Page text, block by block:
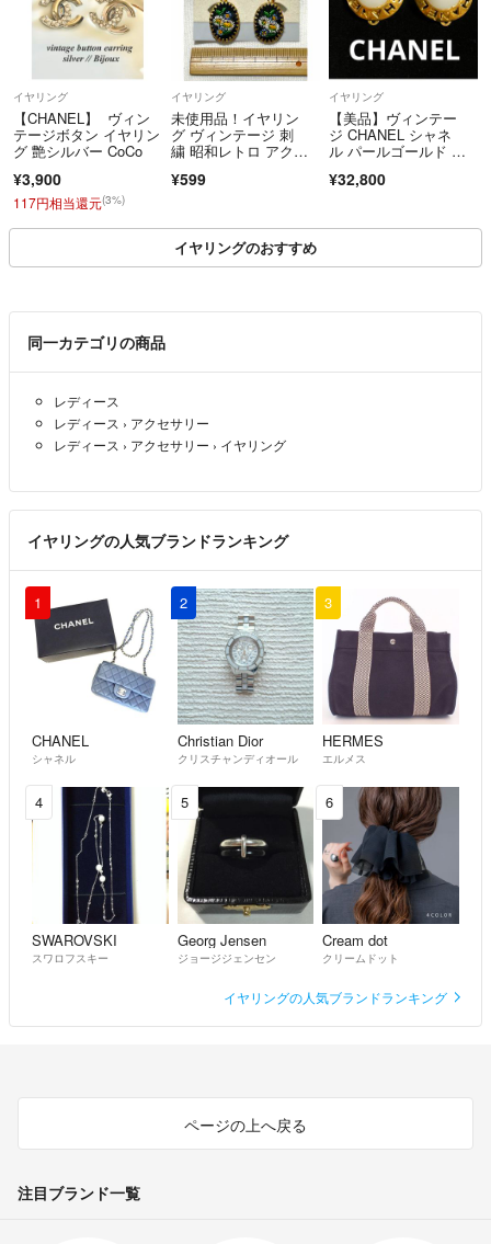
イヤリング
【CHANEL】 ヴィン
テージボタン イヤリン
グ 艶シルバー CoCo
¥3,900
117円相当還元(3%)
イヤリング
未使用品！イヤリン
グ ヴィンテージ 刺
繍 昭和レトロ アクセ
¥599
イヤリング
【美品】ヴィンテー
ジ CHANEL シャネ
ル パールゴールド 刻
¥32,800
イヤリングのおすすめ
同一カテゴリの商品
レディース
レディース › アクセサリー
レディース › アクセサリー › イヤリング
イヤリングの人気ブランドランキング
1
CHANEL
シャネル
2
Christian Dior
クリスチャンディオール
3
HERMES
エルメス
4
SWAROVSKI
スワロフスキー
5
Georg Jensen
ジョージジェンセン
6
Cream dot
クリームドット
イヤリングの人気ブランドランキング
ページの上へ戻る
注目ブランド一覧